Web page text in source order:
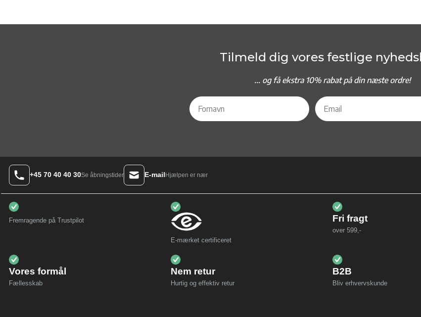
Tilmeld dig vores festlige
... og få ekstra 10% rabat på din næste ordre!
+45 70 40 40 30Se åbningstider E-mailHjælpen er nær
Fremragende på Trustpilot
E-mærket certificeret
Fri fragt
over 599,-
Vores formål
Fællesskab
Nem retur
Hurtig og effektiv retur
B2B
Bliv erhvervskunde